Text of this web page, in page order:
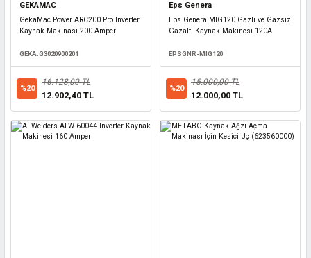
GEKAMAC
GekaMac Power ARC200 Pro Inverter
Kaynak Makinası 200 Amper
GEKA.G3020900201
%20
16.128,00 TL
12.902,40 TL
Eps Genera
Eps Genera MIG120 Gazlı ve Gazsız
Gazaltı Kaynak Makinesi 120A
EPSGNR-MIG120
%20
15.000,00 TL
12.000,00 TL